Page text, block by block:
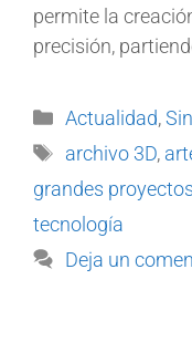
permite la
precisión,
Actualidad,
archivo 3D,
grandes proyectos
tecnología
Deja un